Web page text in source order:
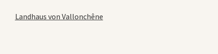
Landhaus von Vallonchêne